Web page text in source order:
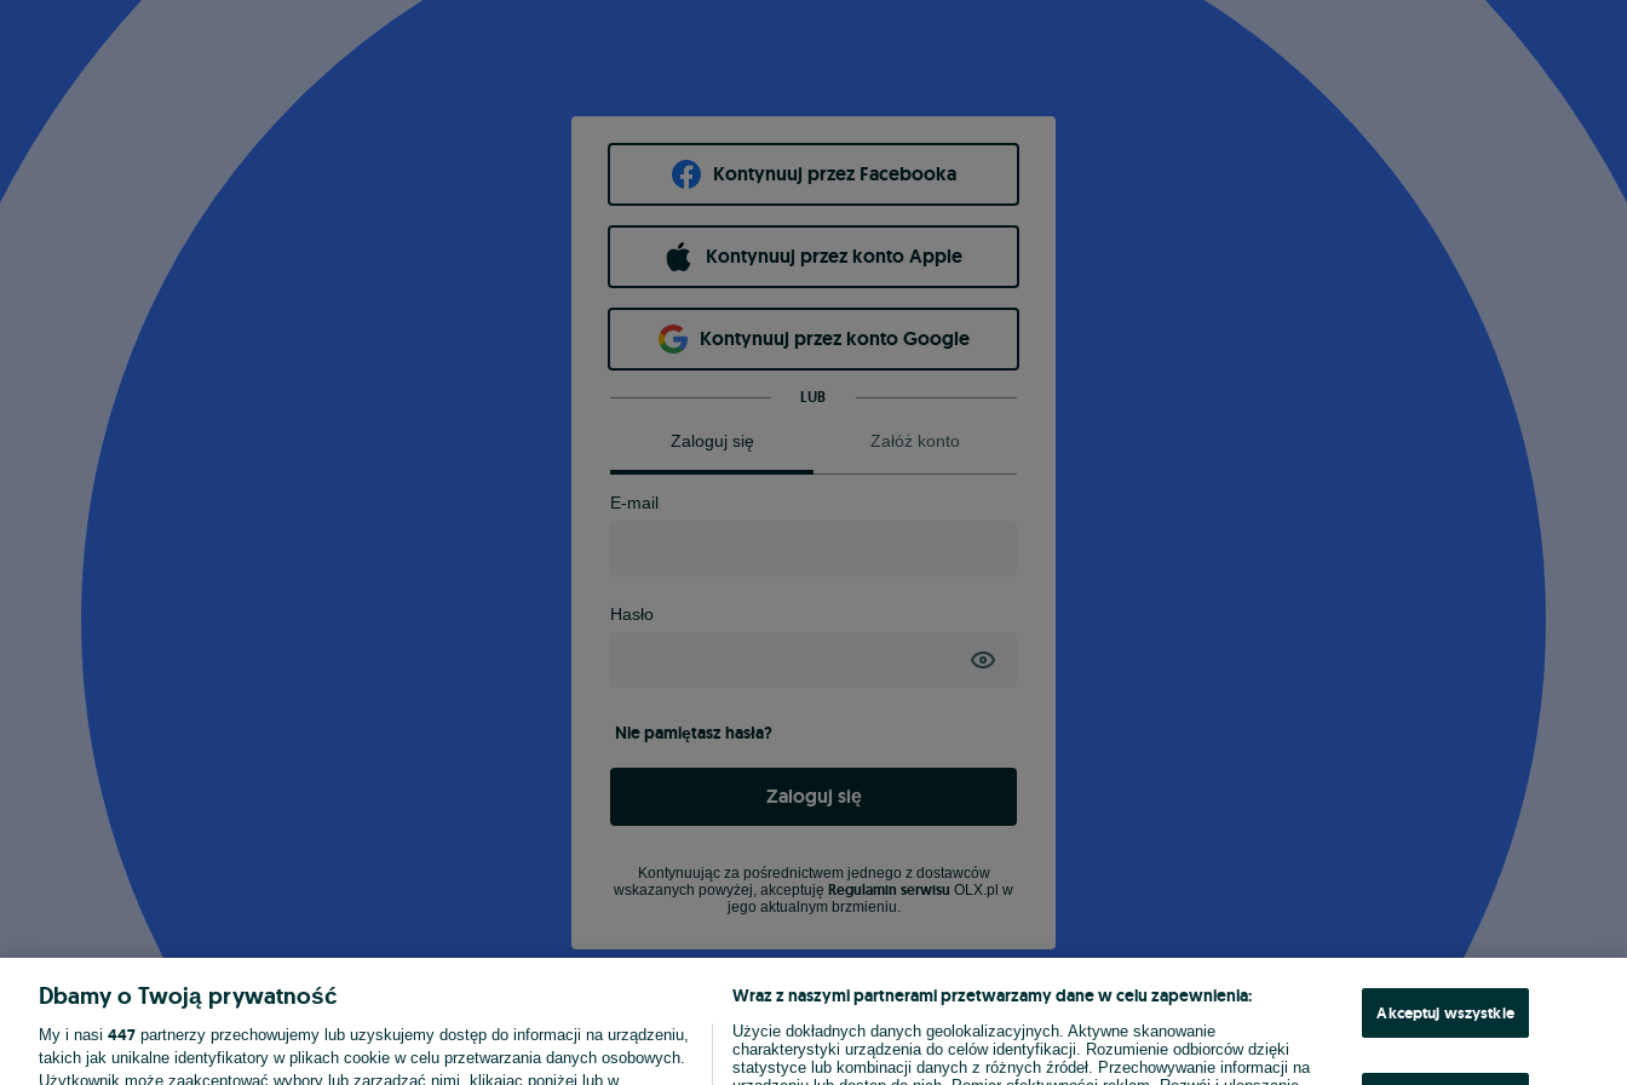
Kontynuuj przez Facebooka
Kontynuuj przez konto Apple
Kontynuuj przez konto Google
LUB
Zaloguj się Załóż konto
E-mail
Hasło
Nie pamiętasz hasła?
Zaloguj się
Kontynuując za pośrednictwem jednego z dostawców
wskazanych powyżej, akceptuję Regulamin serwisu OLX.pl w
jego aktualnym brzmieniu.
Dbamy o Twoją prywatność
My i nasi 447 partnerzy przechowujemy lub uzyskujemy dostęp do informacji na urządzeniu,
takich jak unikalne identyfikatory w plikach cookie w celu przetwarzania danych osobowych.
Użytkownik może zaakceptować wybory lub zarządzać nimi, klikając poniżej lub w
Wraz z naszymi partnerami przetwarzamy dane w celu zapewnienia:
Użycie dokładnych danych geolokalizacyjnych. Aktywne skanowanie
charakterystyki urządzenia do celów identyfikacji. Rozumienie odbiorców dzięki
statystyce lub kombinacji danych z różnych źródeł. Przechowywanie informacji na
Akceptuj wszystkie